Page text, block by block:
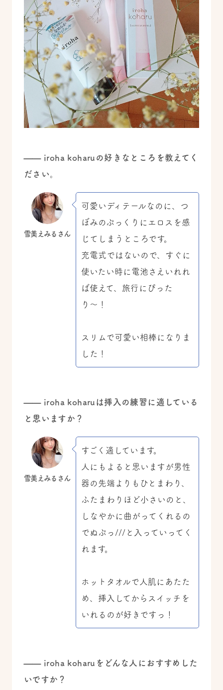
—— iroha koharuの好きなところを教えてく
ださい。
雪美えみるさん
可愛いディテールなのに、つ
ぼみのぷっくりにエロスを感
じてしまうところです。
充電式ではないので、すぐに
使いたい時に電池さえいれれ
ば使えて、旅行にぴった
り〜！
スリムで可愛い相棒になりま
した！
—— iroha koharuは挿入の練習に適している
と思いますか？
雪美えみるさん
すごく適しています。
人にもよると思いますが男性
器の先端よりもひとまわり、
ふたまわりほど小さいのと、
しなやかに曲がってくれるの
でぬぷっ///と入っていってく
れます。
ホットタオルで人肌にあたた
め、挿入してからスイッチを
いれるのが好きですっ！
—— iroha koharuをどんな人におすすめした
いですか？